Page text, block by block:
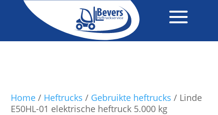
Home / Heftrucks / Gebruikte heftrucks / Linde
E50HL-01 elektrische heftruck 5.000 kg